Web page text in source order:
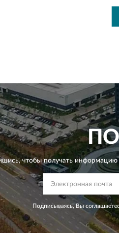
чтобы получать информацию
Подписываясь, Вы